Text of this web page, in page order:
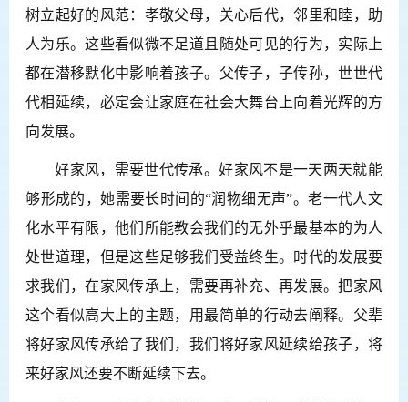
树立起好的风范：孝敬父母，关心后代，邻里和睦，助
人为乐。这些看似微不足道且随处可见的行为，实际上
都在潜移默化中影响着孩子。父传子，子传孙，世世代
代相延续，必定会让家庭在社会大舞台上向着光辉的方
向发展。
好家风，需要世代传承。好家风不是一天两天就能
够形成的，她需要长时间的“润物细无声”。老一代人文
化水平有限，他们所能教会我们的无外乎最基本的为人
处世道理，但是这些足够我们受益终生。时代的发展要
求我们，在家风传承上，需要再补充、再发展。把家风
这个看似高大上的主题，用最简单的行动去阐释。父辈
将好家风传承给了我们，我们将好家风延续给孩子，将
来好家风还要不断延续下去。